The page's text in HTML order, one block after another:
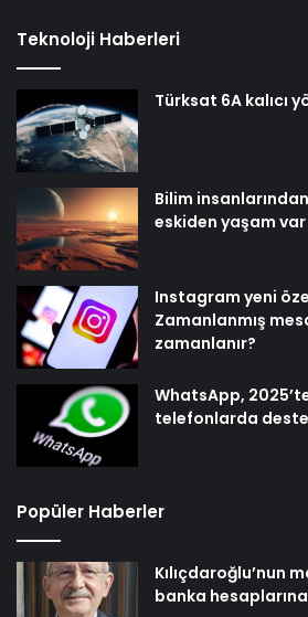
Teknoloji Haberleri
Türksat 6A kalıcı
Bilim
eskiden yaşam var
Instagram yeni
Zamanlanmış
zamanlanır?
WhatsApp,
telefonlarda
Popüler Haberler
Kılıçdaroğlu’nun
banka